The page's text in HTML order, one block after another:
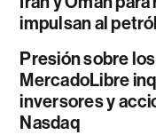
impulsan al
Presión sobre
MercadoLibre
inversores y
Nasdaq